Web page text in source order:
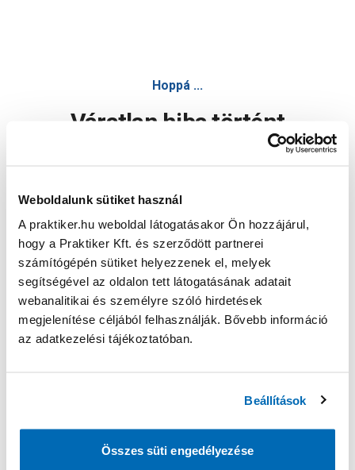
Weboldalunk sütiket használ
A praktiker.hu weboldal látogatásakor Ön hozzájárul,
hogy a Praktiker Kft. és szerződött partnerei
számítógépén sütiket helyezzenek el, melyek
segítségével az oldalon tett látogatásának adatait
webanalitikai és személyre szóló hirdetések
megjelenítése céljából felhasználják. Bővebb információ
az adatkezelési tájékoztatóban.
Beállítások
Összes süti engedélyezése
Hoppá ...
Váratlan hiba történt
Oldal újratöltése